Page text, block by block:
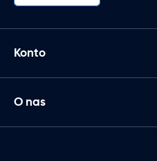
Konto
O nas